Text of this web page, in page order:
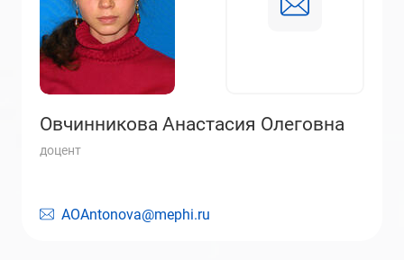
Овчинникова Анастасия Олеговна
доцент
AOAntonova@mephi.ru